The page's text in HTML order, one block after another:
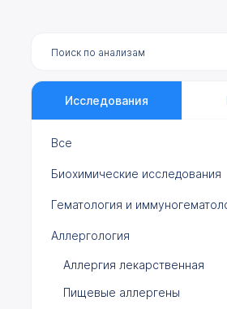
Исследования
Все
Биохимические исследования
Гематология и
Аллергология
Аллергия лекарственная
Пищевые аллергены